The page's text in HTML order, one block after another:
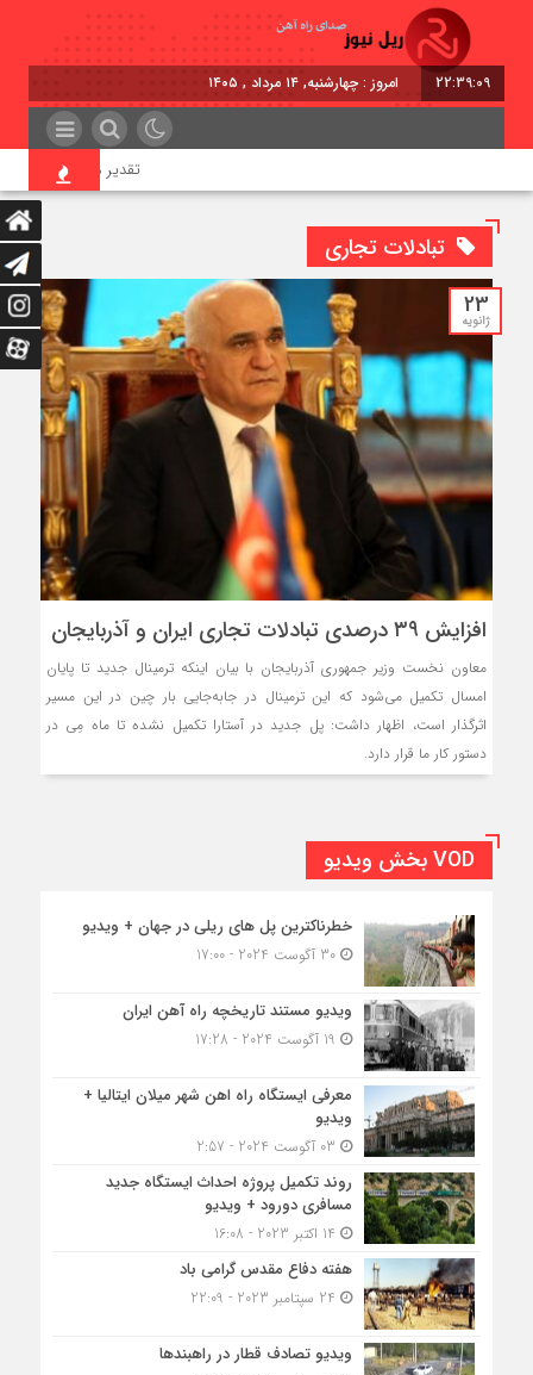
22:39:09 امروز : چهارشنبه, ۱۴ مرداد , ۱۴۰۵
تقدیر معاون اول
تبادلات تجاری
23
ژانویه
افزایش ۳۹ درصدی تبادلات تجاری ایران و آذربایجان
معاون نخست وزیر جمهوری آذربایجان با بیان اینکه ترمینال جدید تا پایان
امسال تکمیل می‌شود که این ترمینال در جابه‌جایی بار چین در این مسیر
اثرگذار است، اظهار داشت: پل جدید در آستارا تکمیل نشده تا ماه مِی در
دستور کار ما قرار دارد.
VOD بخش ویدیو
خطرناکترین پل های ریلی در جهان + ویدیو
30 آگوست 2024 - 17:00
ویدیو مستند تاریخچه راه آهن ایران
معرفی ایستگاه راه اهن شهر میلان ایتالیا +
ویدیو
روند تکمیل پروژه احداث ایستگاه جدید
مسافری دورود + ویدیو
هفته دفاع مقدس گرامی باد
ویدیو تصادف قطار در راهبندها